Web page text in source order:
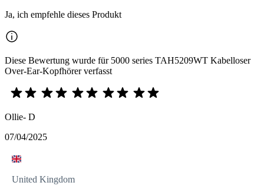
Ja, ich empfehle dieses Produkt
Diese Bewertung wurde für 5000 series TAH5209WT Kabelloser
Over-Ear-Kopfhörer verfasst
Ollie- D
07/04/2025
United Kingdom